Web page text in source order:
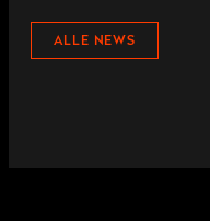
ALLE NEWS